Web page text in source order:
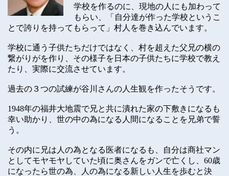
学校を作るのに、現地の人にも加わって
もらい、「自分達が作った学校というこ
とで誇りを持ってもらって」村人を巻き込んでいます。
学校に通う子供たちだけではなく、村を超えた父兄の横の
繋がりがを作り、 その様子を日本の子供たちに学校で教え
たり、実際に交流させています。
過去の３つの試練が谷川さんの人生観を作ったそうです。
1948年の福井大地震で兄と共に潰れた家の下敷きになるも
幸い助かり、世の中の為になる人間になることを兄弟で誓
う。
その内に兄は人の為となる医者になるも、自分は商社マン
としてモヤモヤしていた頃に奥さんをガンで亡くし、 60歳
になったら世の為、人の為になる新しい人生を歩むと決